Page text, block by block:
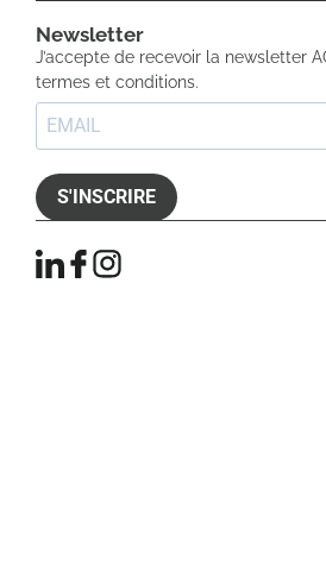
Newsletter​
J’accepte de recevoir la newsletter
termes et conditions.
S'INSCRIRE